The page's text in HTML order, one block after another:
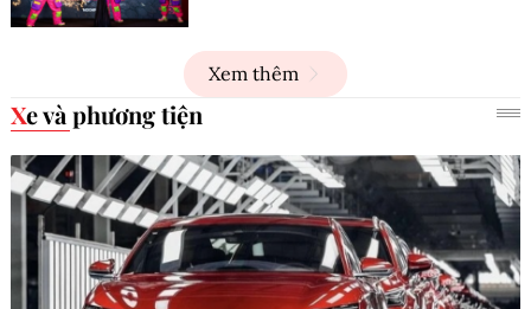
Xem thêm
Xe và phương tiện